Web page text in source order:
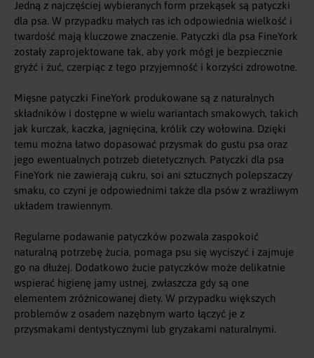
Jedną z najczęściej wybieranych form przekąsek są patyczki
dla psa. W przypadku małych ras ich odpowiednia wielkość i
twardość mają kluczowe znaczenie. Patyczki dla psa FineYork
zostały zaprojektowane tak, aby york mógł je bezpiecznie
gryźć i żuć, czerpiąc z tego przyjemność i korzyści zdrowotne.
Mięsne patyczki FineYork produkowane są z naturalnych
składników i dostępne w wielu wariantach smakowych, takich
jak kurczak, kaczka, jagnięcina, królik czy wołowina. Dzięki
temu można łatwo dopasować przysmak do gustu psa oraz
jego ewentualnych potrzeb dietetycznych. Patyczki dla psa
FineYork nie zawierają cukru, soi ani sztucznych polepszaczy
smaku, co czyni je odpowiednimi także dla psów z wrażliwym
układem trawiennym.
Regularne podawanie patyczków pozwala zaspokoić
naturalną potrzebę żucia, pomaga psu się wyciszyć i zajmuje
go na dłużej. Dodatkowo żucie patyczków może delikatnie
wspierać higienę jamy ustnej, zwłaszcza gdy są one
elementem zróżnicowanej diety. W przypadku większych
problemów z osadem nazębnym warto łączyć je z
przysmakami dentystycznymi lub gryzakami naturalnymi.